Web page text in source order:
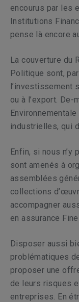
encourus par les
Institutions
pense là encore
La couverture du
Politique sont,
l’investissement
ou à l’export.
industrielles, qui
Enfin, si nous
sont amenés à
assemblées
collections
accompagner
en assurance
Disposer aussi
problématiques
proposer une
de leurs risques
entreprises. En